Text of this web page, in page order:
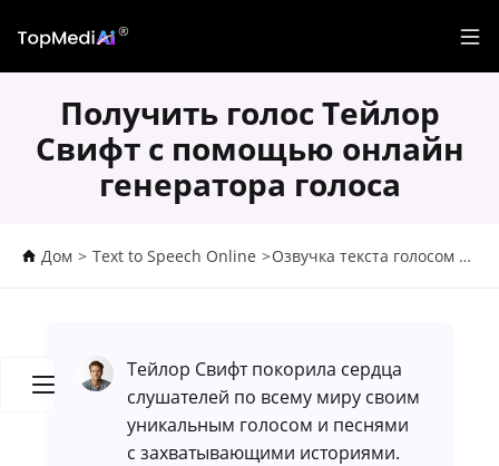
Получить голос Тейлор
Свифт с помощью онлайн
генератора голоса
Дом > Text to Speech Online >Озвучка текста голосом >
Тейлор Свифт покорила сердца
слушателей по всему миру своим
уникальным голосом и песнями
с захватывающими историями.